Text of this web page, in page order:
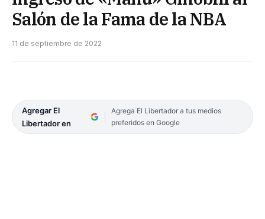
Salón de la Fama de la NBA
11 de septiembre de 2022
Agregar El
Libertador en
Agrega El Libertador a tus medios
preferidos en Google